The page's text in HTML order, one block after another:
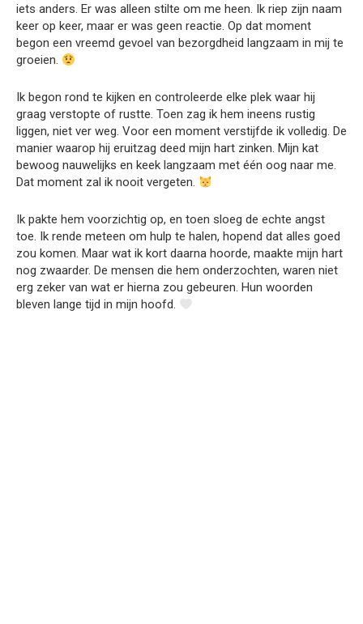
iets anders. Er was alleen stilte om me heen. Ik riep zijn naam
keer op keer, maar er was geen reactie. Op dat moment
begon een vreemd gevoel van bezorgdheid langzaam in mij te
groeien.
Ik begon rond te kijken en controleerde elke plek waar hij
graag verstopte of rustte. Toen zag ik hem ineens rustig
liggen, niet ver weg. Voor een moment verstijfde ik volledig. De
manier waarop hij eruitzag deed mijn hart zinken. Mijn kat
bewoog nauwelijks en keek langzaam met één oog naar me.
Dat moment zal ik nooit vergeten.
Ik pakte hem voorzichtig op, en toen sloeg de echte angst
toe. Ik rende meteen om hulp te halen, hopend dat alles goed
zou komen. Maar wat ik kort daarna hoorde, maakte mijn hart
nog zwaarder. De mensen die hem onderzochten, waren niet
erg zeker van wat er hierna zou gebeuren. Hun woorden
bleven lange tijd in mijn hoofd.